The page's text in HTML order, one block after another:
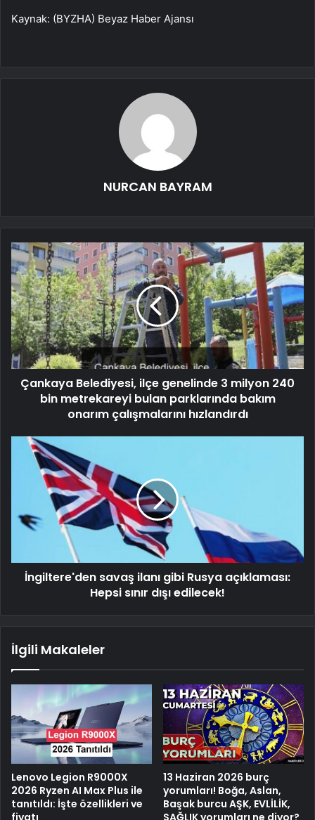
Kaynak: (BYZHA) Beyaz Haber Ajansı
NURCAN BAYRAM
Çankaya Belediyesi, ilçe genelinde 3 milyon 240
bin metrekareyi bulan parklarında bakım
onarım çalışmalarını hızlandırdı
İngiltere'den savaş ilanı gibi Rusya açıklaması:
Hepsi sınır dışı edilecek!
İlgili Makaleler
Lenovo Legion R9000X
2026 Ryzen AI Max Plus ile
tanıtıldı: İşte özellikleri ve
fiyatı
13 Haziran 2026 burç
yorumları! Boğa, Aslan,
Başak burcu AŞK, EVLİLİK,
SAĞLIK yorumları ne diyor?